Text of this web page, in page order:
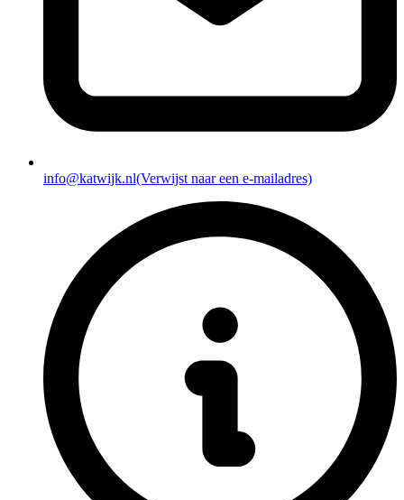
info@katwijk.nl(Verwijst naar een e-mailadres)